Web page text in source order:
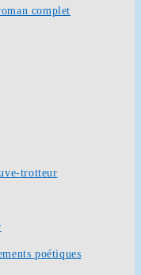
complet
trotteur
poétiques